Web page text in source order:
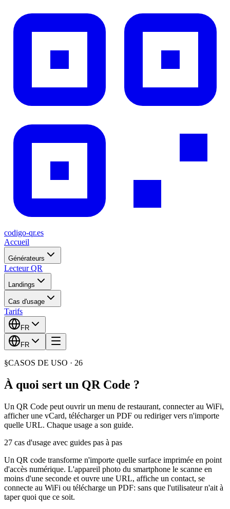
codigo-qr.es
Accueil
Générateurs
Lecteur QR
Landings
Cas d'usage
Tarifs
FR
FR
§CASOS DE USO · 26
À quoi sert un QR Code ?
Un QR Code peut ouvrir un menu de restaurant, connecter au WiFi,
afficher une vCard, télécharger un PDF ou rediriger vers n'importe
quelle URL. Chaque usage a son guide.
27 cas d'usage avec guides pas à pas
Un QR code transforme n'importe quelle surface imprimée en point
d'accès numérique. L'appareil photo du smartphone le scanne en
moins d'une seconde et ouvre une URL, affiche un contact, se
connecte au WiFi ou télécharge un PDF: sans que l'utilisateur n'ait à
taper quoi que ce soit.